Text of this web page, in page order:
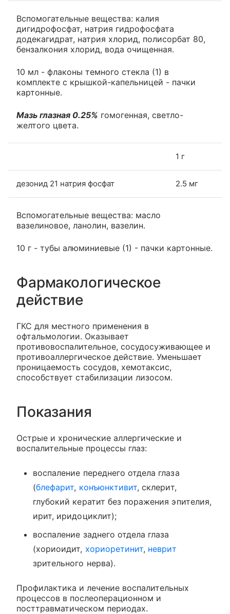
Вспомогательные вещества: калия
дигидрофосфат, натрия гидрофосфата
додекагидрат, натрия хлорид, полисорбат 80,
бензалкония хлорид, вода очищенная.
10 мл - флаконы темного стекла (1) в
комплекте с крышкой-капельницей - пачки
картонные.
Мазь глазная 0.25% гомогенная, светло-
желтого цвета.
1 г
дезонид 21 натрия фосфат 2.5 мг
Вспомогательные вещества: масло
вазелиновое, ланолин, вазелин.
10 г - тубы алюминиевые (1) - пачки картонные.
Фармакологическое
действие
ГКС для местного применения в
офтальмологии. Оказывает
противовоспалительное, сосудосуживающее и
противоаллергическое действие. Уменьшает
проницаемость сосудов, хемотаксис,
способствует стабилизации лизосом.
Показания
Острые и хронические аллергические и
воспалительные процессы глаз:
воспаление переднего отдела глаза
(блефарит, конъюнктивит, склерит,
глубокий кератит без поражения эпителия,
ирит, иридоциклит);
воспаление заднего отдела глаза
(хориоидит, хориоретинит, неврит
зрительного нерва).
Профилактика и лечение воспалительных
процессов в послеоперационном и
посттравматическом периодах.